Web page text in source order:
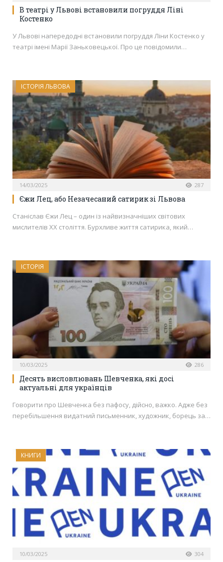
В театрі у Львові встановили погруддя Ліні
Костенко
У Львові напередодні встановили погруддя Ліни Костенко у
театрі імені Марії Заньковецької. Про це повідомили…
ІСТОРІЯ ЛЬВОВА
14/03/2025 287
Єжи Лец, або Незачесаний сатирик зі Львова
Станіслав Єжи Лец – один із найвизначніших світових
мислителів ХХ століття. Бурхливе життя сатирика, який…
ІСТОРІЯ
10/03/2025 286
Десять висловлювань Шевченка, які досі
актуальні для українців
Говорити про Шевченка без пафосу, дійсно, важко. Адже без
перебільшення видатний письменник, художник, борець за…
КНИГИ
10/03/2025 304